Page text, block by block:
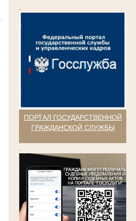
ПОРТАЛ ГОСУДАРСТВЕННОЙ
ГРАЖДАНСКОЙ СЛУЖБЫ